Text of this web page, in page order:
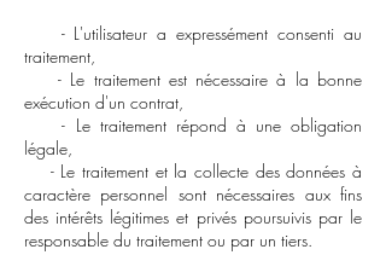
- L'utilisateur a expressément consenti au
traitement,
- Le traitement est nécessaire à la bonne
exécution d'un contrat,
- Le traitement répond à une obligation
légale,
- Le traitement et la collecte des données à
caractère personnel sont nécessaires aux fins
des intérêts légitimes et privés poursuivis par le
responsable du traitement ou par un tiers.